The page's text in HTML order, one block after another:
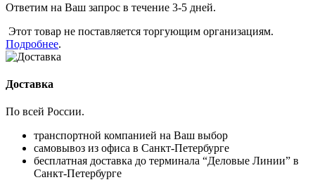
Ответим на Ваш запрос в течение 3-5 дней.
Этот товар не поставляется торгующим организациям.
Подробнее.
Доставка
По всей России.
транспортной компанией на Ваш выбор
самовывоз из офиса в Санкт-Петербурге
бесплатная доставка до терминала “Деловые Линии” в
Санкт-Петербурге